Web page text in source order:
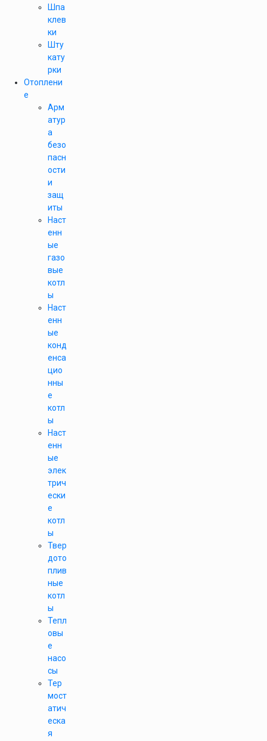
Шпа
клев
ки
Шту
кату
рки
Отоплени
е
Арм
атур
а
безо
пасн
ости
и
защ
иты
Наст
енн
ые
газо
вые
котл
ы
Наст
енн
ые
конд
енса
цио
нны
е
котл
ы
Наст
енн
ые
элек
трич
ески
е
котл
ы
Твер
дото
плив
ные
котл
ы
Тепл
овы
е
насо
сы
Тер
мост
атич
еска
я